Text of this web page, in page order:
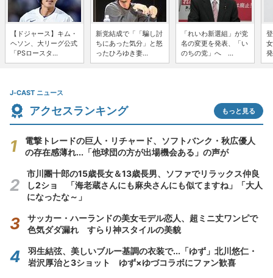
【ドジャース】キム・
ヘソン、大リーグ公式
「PSロースタ...
新党結成で「「騙し討
ちにあった気分」と怒
ったひろゆき妻...
「れいわ新選組」が党
名の変更を発表、「い
のちの党」へ ...
J-CAST ニュース
アクセスランキング もっと見る
電撃トレードの巨人・リチャード、ソフトバンク・秋広優人
の存在感薄れ...「他球団の方が出場機会ある」の声が
市川團十郎の15歳長女＆13歳長男、ソファでリラックス仲良
し2ショ 「海老蔵さんにも麻央さんにも似てますね」「大人
になったな～」
サッカー・ハーランドの美女モデル恋人、超ミニ丈ワンピで
色気ダダ漏れ すらり神スタイルの美貌
羽生結弦、美しいブルー基調の衣装で...「ゆず」北川悠仁・
岩沢厚治と3ショット ゆず×ゆづコラボにファン歓喜